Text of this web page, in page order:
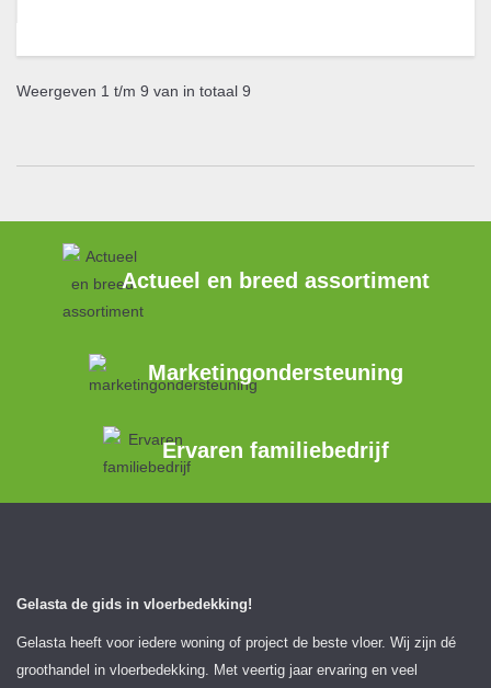
Weergeven 1 t/m 9 van in totaal 9
Actueel en breed assortiment
Marketingondersteuning
Ervaren familiebedrijf
Gelasta de gids in vloerbedekking!
Gelasta heeft voor iedere woning of project de beste vloer. Wij zijn dé
groothandel in vloerbedekking. Met veertig jaar ervaring en veel